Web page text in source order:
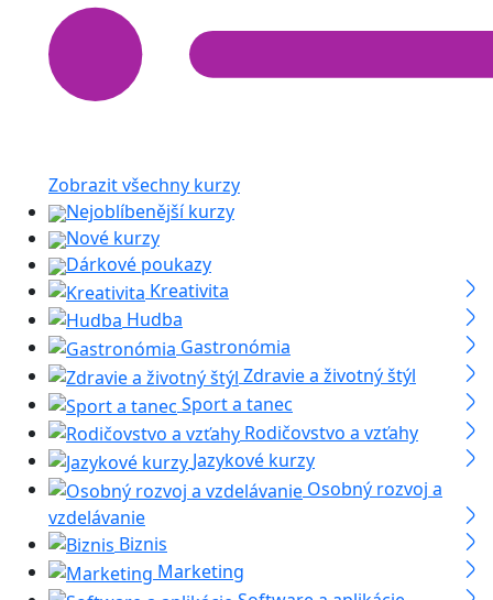
Zobrazit všechny kurzy
Nejoblíbenější kurzy
Nové kurzy
Dárkové poukazy
Kreativita
Hudba
Gastronómia
Zdravie a životný štýl
Sport a tanec
Rodičovstvo a vzťahy
Jazykové kurzy
Osobný rozvoj a
vzdelávanie
Biznis
Marketing